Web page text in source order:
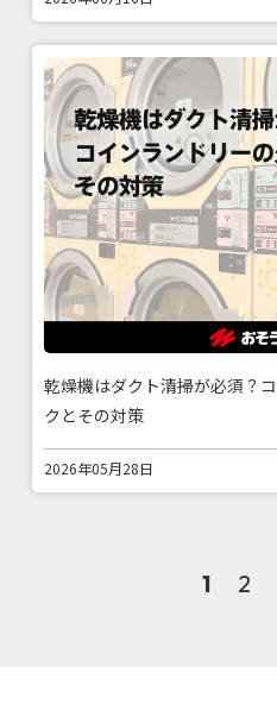
乾燥機はダクト清掃が必須？
クとその対策
2026年05月28日
1 2